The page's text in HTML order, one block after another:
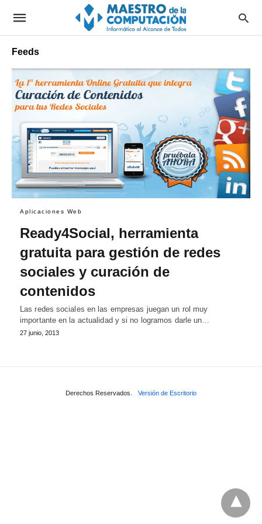
Feeds
Aplicaciones Web
Ready4Social, herramienta
gratuita para gestión de redes
sociales y curación de
contenidos
Las redes sociales en las empresas juegan un rol muy
importante en la actualidad y si no logramos darle un…
27 junio, 2013
Derechos Reservados. Versión de Escritorio